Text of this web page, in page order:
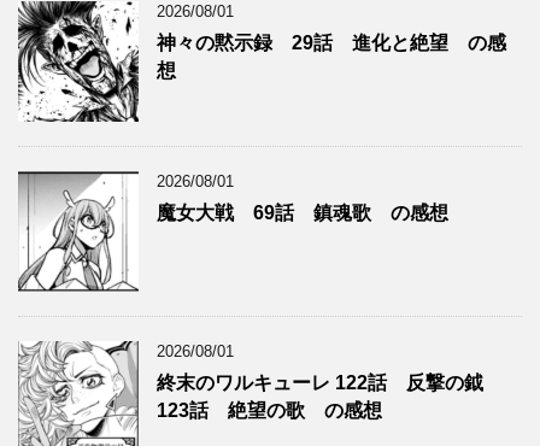
リ
ー
2026/08/01
神々の黙示録 29話 進化と絶望 の感
想
2026/08/01
魔女大戦 69話 鎮魂歌 の感想
2026/08/01
終末のワルキューレ 122話 反撃の鉞
123話 絶望の歌 の感想